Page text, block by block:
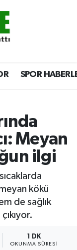
SPOR
Meyan
ilgi
kökü
de sağlık
1 DK
OKUNMA SÜRESI